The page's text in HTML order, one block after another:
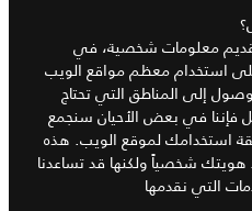
معلومات شخصية، في
استخدام معظم مواقع الويب
إلى المناطق التي تحتاج
فإننا في بعض الأحيان سنجمع
استخدامك لموقع الويب. هذه
شخصياً ولكنها قد تساعدنا
التي نقدمها